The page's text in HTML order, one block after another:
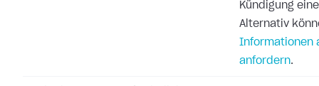
Kündigung
Alternativ
Informationen
anfordern.